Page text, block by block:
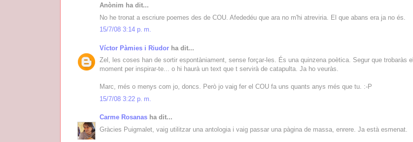
Anònim ha dit...
No he tronat a escriure poemes des de COU. Afededéu que ara no m'hi atreviria. El que abans era ja no és.
15/7/08 3:14 p. m.
Víctor Pàmies i Riudor ha dit...
Zel, les coses han de sortir espontàniament, sense forçar-les. És una quinzena poètica. Segur que trobaràs el
moment per inspirar-te... o hi haurà un text que t servirà de catapulta. Ja ho veuràs.
Marc, més o menys com jo, doncs. Però jo vaig fer el COU fa uns quants anys més que tu. :-P
15/7/08 3:22 p. m.
Carme Rosanas ha dit...
Gràcies Puigmalet, vaig utilitzar una antologia i vaig passar una pàgina de massa, enrere. Ja està esmenat.